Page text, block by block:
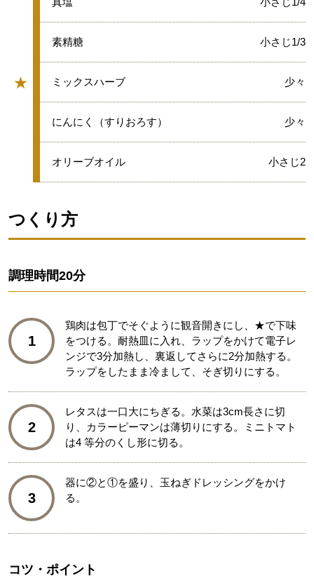
★
グループ
★
素精糖 小さじ1/3
★
ミックスハーブ 少々
★
にんにく（すりおろす） 少々
★
オリーブオイル 小さじ2
つくり方
調理時間20分
1
鶏肉は包丁でそぐように観音開きにし、★で下味
をつける。耐熱皿に入れ、ラップをかけて電子レ
ンジで3分加熱し、裏返してさらに2分加熱する。
ラップをしたまま冷まして、そぎ切りにする。
2
レタスは一口大にちぎる。水菜は3cm長さに切
り、カラーピーマンは薄切りにする。ミニトマト
は4 等分のくし形に切る。
3
器に②と①を盛り、玉ねぎドレッシングをかけ
る。
コツ・ポイント